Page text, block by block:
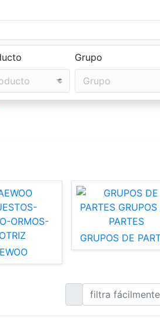
Grupo
Grupo
GRUPOS DE